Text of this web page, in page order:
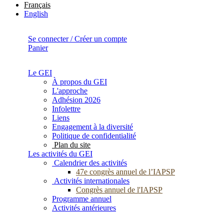
Français
English
Se connecter / Créer un compte
Panier
Le GEI
À propos du GEI
L'approche
Adhésion 2026
Infolettre
Liens
Engagement à la diversité
Politique de confidentialité
Plan du site
Les activités du GEI
Calendrier des activités
47e congrès annuel de l’IAPSP
Activités internationales
Congrès annuel de l'IAPSP
Programme annuel
Activités antérieures